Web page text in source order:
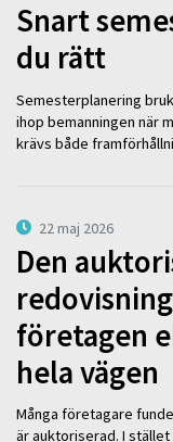
Snart
du rätt
Semesterplanering
ihop bemanningen när
krävs både
22 maj 2026
Den
företagen
hela vägen
Många företagare
är auktoriserad. I